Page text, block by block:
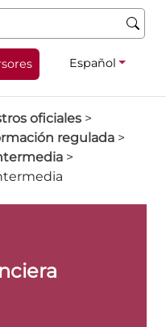
Español
oficiales >
regulada >
>